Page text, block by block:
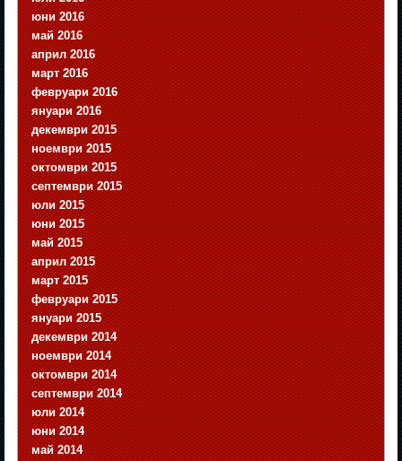
юни 2016
май 2016
април 2016
март 2016
февруари 2016
януари 2016
декември 2015
ноември 2015
октомври 2015
септември 2015
юли 2015
юни 2015
май 2015
април 2015
март 2015
февруари 2015
януари 2015
декември 2014
ноември 2014
октомври 2014
септември 2014
юли 2014
юни 2014
май 2014